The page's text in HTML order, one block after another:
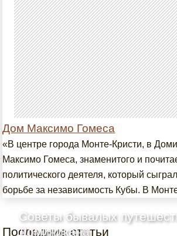
Дом Максимо Гомеса
«В центре города Монте-Кристи, в
Максимо Гомеса, знаменитого и
политического деятеля, который
борьбе за независимость Кубы. В
Последние статьи
Советы бывалых
Доминикана